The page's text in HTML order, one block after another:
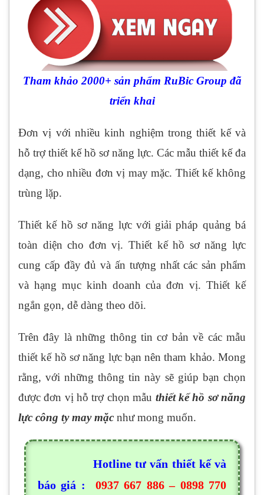
Tham khảo 2000+ sản phẩm RuBic Group đã
triển khai
Đơn vị với nhiều kinh nghiệm trong thiết kế và
hỗ trợ thiết kế hồ sơ năng lực. Các mẫu thiết kế đa
dạng, cho nhiều đơn vị may mặc. Thiết kế không
trùng lặp.
Thiết kế hồ sơ năng lực với giải pháp quảng bá
toàn diện cho đơn vị. Thiết kế hồ sơ năng lực
cung cấp đầy đủ và ấn tượng nhất các sản phẩm
và hạng mục kinh doanh của đơn vị. Thiết kế
ngắn gọn, dễ dàng theo dõi.
Trên đây là những thông tin cơ bản về các mẫu
thiết kế hồ sơ năng lực bạn nên tham khảo. Mong
rằng, với những thông tin này sẽ giúp bạn chọn
được đơn vị hỗ trợ chọn mẫu thiết kế hồ sơ năng
lực công ty may mặc như mong muốn.
Hotline tư vấn thiết kế và
báo giá :
0937 667 886 – 0898 770